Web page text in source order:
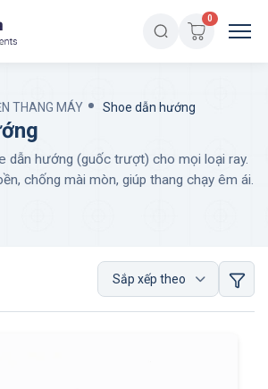
0
THANG MÁY Shoe dẫn hướng
dẫn hướng (guốc trượt) cho mọi loại ray.
chống mài mòn, giúp thang chạy êm ái.